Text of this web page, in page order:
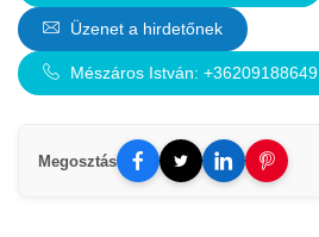
Üzenet a hirdetőnek
Mészáros István: +36209188649.
Megosztás